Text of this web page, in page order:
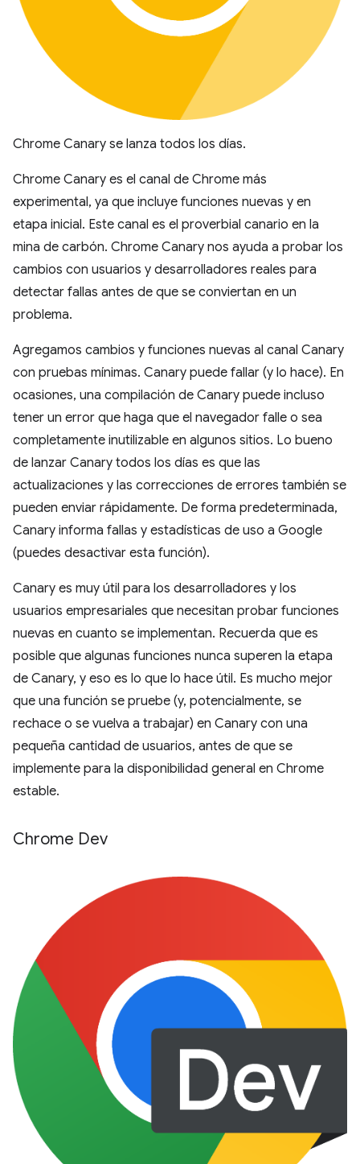
Chrome Canary se lanza todos los días.
Chrome Canary es el canal de Chrome más
experimental, ya que incluye funciones nuevas y en
etapa inicial. Este canal es el proverbial canario en la
mina de carbón. Chrome Canary nos ayuda a probar los
cambios con usuarios y desarrolladores reales para
detectar fallas antes de que se conviertan en un
problema.
Agregamos cambios y funciones nuevas al canal Canary
con pruebas mínimas. Canary puede fallar (y lo hace). En
ocasiones, una compilación de Canary puede incluso
tener un error que haga que el navegador falle o sea
completamente inutilizable en algunos sitios. Lo bueno
de lanzar Canary todos los días es que las
actualizaciones y las correcciones de errores también se
pueden enviar rápidamente. De forma predeterminada,
Canary informa fallas y estadísticas de uso a Google
(puedes desactivar esta función).
Canary es muy útil para los desarrolladores y los
usuarios empresariales que necesitan probar funciones
nuevas en cuanto se implementan. Recuerda que es
posible que algunas funciones nunca superen la etapa
de Canary, y eso es lo que lo hace útil. Es mucho mejor
que una función se pruebe (y, potencialmente, se
rechace o se vuelva a trabajar) en Canary con una
pequeña cantidad de usuarios, antes de que se
implemente para la disponibilidad general en Chrome
estable.
Chrome Dev